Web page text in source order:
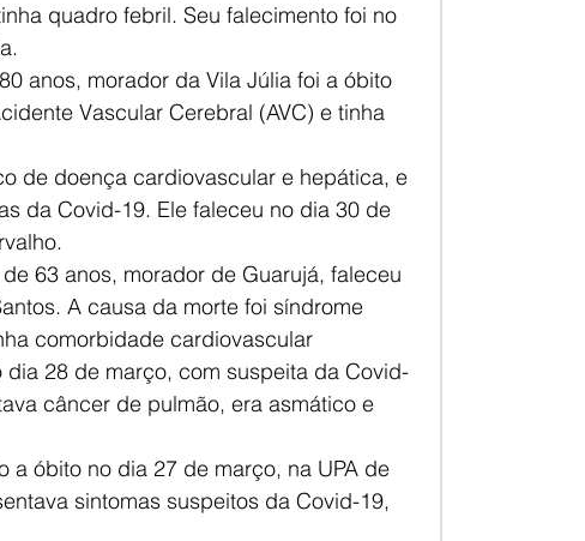
quadro febril. Seu falecimento foi no
anos, morador da Vila Júlia foi a óbito
Vascular Cerebral (AVC) e tinha
de doença cardiovascular e hepática, e
da Covid-19. Ele faleceu no dia 30 de
63 anos, morador de Guarujá, faleceu
A causa da morte foi síndrome
comorbidade cardiovascular
28 de março, com suspeita da Covid-
câncer de pulmão, era asmático e
a óbito no dia 27 de março, na UPA de
sintomas suspeitos da Covid-19,